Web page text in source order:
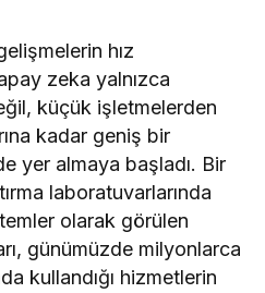
hız
zeka yalnızca
küçük işletmelerden
kadar geniş bir
yer almaya başladı. Bir
laboratuvarlarında
olarak görülen
günümüzde milyonlarca
kullandığı hizmetlerin